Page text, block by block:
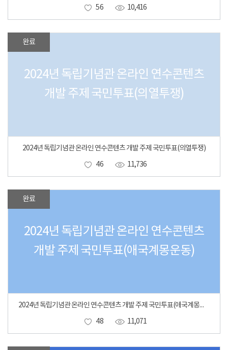
56
10,416
완료
2024년 독립기념관 온라인 연수콘텐츠
개발 주제 국민투표(의열투쟁)
2024년 독립기념관 온라인 연수콘텐츠 개발 주제 국민투표(의열투쟁)
46
11,736
완료
2024년 독립기념관 온라인 연수콘텐츠
개발 주제 국민투표(애국계몽운동)
2024년 독립기념관 온라인 연수콘텐츠 개발 주제 국민투표(애국계몽운동)
48
11,071